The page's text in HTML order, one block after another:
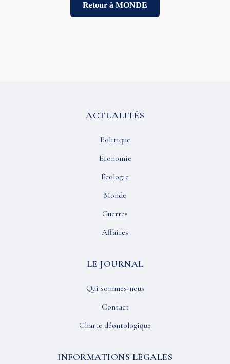
Retour à MONDE
ACTUALITÉS
Politique
Économie
Écologie
Monde
Guerres
Affaires
LE JOURNAL
Qui sommes-nous
Contact
Charte déontologique
INFORMATIONS LÉGALES